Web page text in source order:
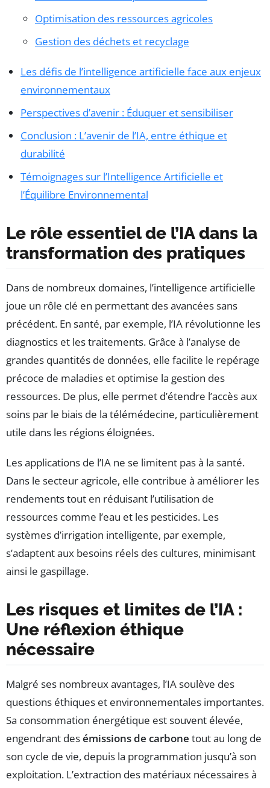
Optimisation des ressources agricoles
Gestion des déchets et recyclage
Les défis de l’intelligence artificielle face aux enjeux
environnementaux
Perspectives d’avenir : Éduquer et sensibiliser
Conclusion : L’avenir de l’IA, entre éthique et
durabilité
Témoignages sur l’Intelligence Artificielle et
l’Équilibre Environnemental
Le rôle essentiel de l’IA dans la
transformation des pratiques
Dans de nombreux domaines, l’intelligence artificielle
joue un rôle clé en permettant des avancées sans
précédent. En santé, par exemple, l’IA révolutionne les
diagnostics et les traitements. Grâce à l’analyse de
grandes quantités de données, elle facilite le repérage
précoce de maladies et optimise la gestion des
ressources. De plus, elle permet d’étendre l’accès aux
soins par le biais de la télémédecine, particulièrement
utile dans les régions éloignées.
Les applications de l’IA ne se limitent pas à la santé.
Dans le secteur agricole, elle contribue à améliorer les
rendements tout en réduisant l’utilisation de
ressources comme l’eau et les pesticides. Les
systèmes d’irrigation intelligente, par exemple,
s’adaptent aux besoins réels des cultures, minimisant
ainsi le gaspillage.
Les risques et limites de l’IA :
Une réflexion éthique
nécessaire
Malgré ses nombreux avantages, l’IA soulève des
questions éthiques et environnementales importantes.
Sa consommation énergétique est souvent élevée,
engendrant desémissions de carbone tout au long de
son cycle de vie, depuis la programmation jusqu’à son
exploitation. L’extraction des matériaux nécessaires à